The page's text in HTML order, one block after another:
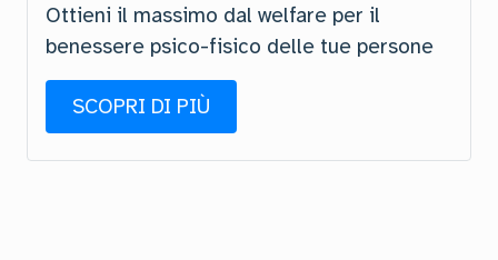
Ottieni il massimo dal welfare per il
benessere psico-fisico delle tue persone
SCOPRI DI PIÙ